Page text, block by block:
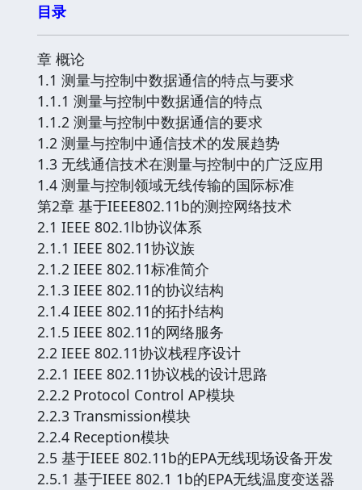
目录
章 概论
1.1 测量与控制中数据通信的特点与要求
1.1.1 测量与控制中数据通信的特点
1.1.2 测量与控制中数据通信的要求
1.2 测量与控制中通信技术的发展趋势
1.3 无线通信技术在测量与控制中的广泛应用
1.4 测量与控制领域无线传输的国际标准
第2章 基于IEEE802.11b的测控网络技术
2.1 IEEE 802.1lb协议体系
2.1.1 IEEE 802.11协议族
2.1.2 IEEE 802.11标准简介
2.1.3 IEEE 802.11的协议结构
2.1.4 IEEE 802.11的拓扑结构
2.1.5 IEEE 802.11的网络服务
2.2 IEEE 802.11协议栈程序设计
2.2.1 IEEE 802.11协议栈的设计思路
2.2.2 Protocol Control AP模块
2.2.3 Transmission模块
2.2.4 Reception模块
2.5 基于IEEE 802.11b的EPA无线现场设备开发
2.5.1 基于IEEE 802.1 1b的EPA无线温度变送器